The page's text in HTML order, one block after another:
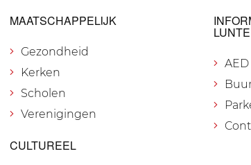
MAATSCHAPPELIJK
Gezondheid
Kerken
Scholen
Verenigingen
CULTUREEL